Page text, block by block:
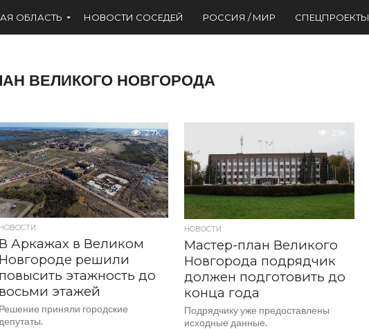
ОБЛАСТЬ НОВОСТИ СОСЕДЕЙ РОССИЯ / МИР СПЕЦПРОЕКТЫ
ВЕЛИКОГО НОВГОРОДА
2.7K
НОВОСТИ
В Аркажах в Великом
Новгороде решили
повысить этажность до
восьми этажей
Решение приняли городские
депутаты.
2.9K
НОВОСТИ
Мастер-план Великого
Новгорода подрядчик
должен подготовить до
конца года
Подрядчику уже предоставлены
исходные данные.